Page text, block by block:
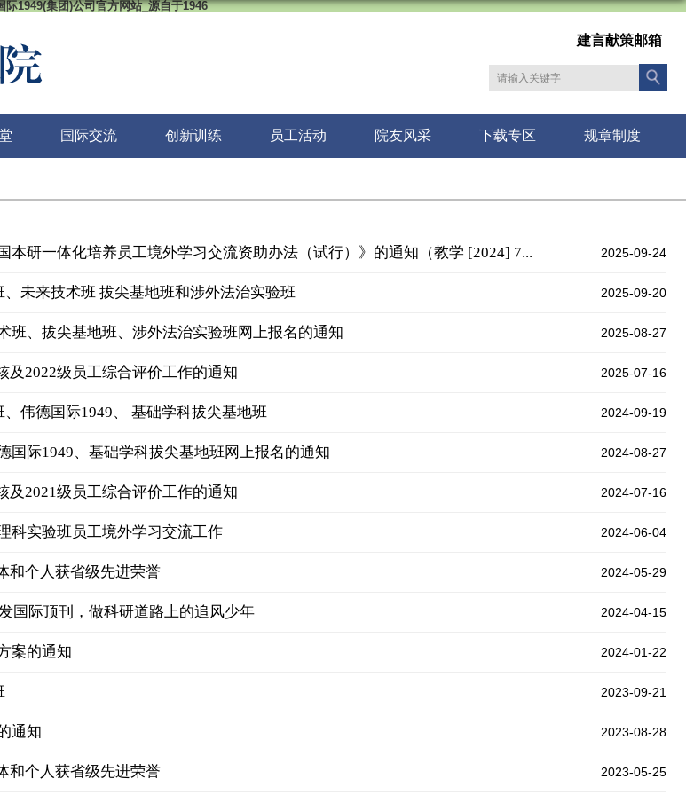
际1949(集团)公司官方网站_源自于1946
建言献策邮箱
国际交流 创新训练 员工活动 院友风采 下载专区 规章制度
本研一体化培养员工境外学习交流资助办法（试行）》的通知（教学 [2024] 7... 2025-09-24
未来技术班 拔尖基地班和涉外法治实验班 2025-09-20
班、拔尖基地班、涉外法治实验班网上报名的通知 2025-08-27
及2022级员工综合评价工作的通知 2025-07-16
伟德国际1949、 基础学科拔尖基地班 2024-09-19
国际1949、基础学科拔尖基地班网上报名的通知 2024-08-27
及2021级员工综合评价工作的通知 2024-07-16
科实验班员工境外学习交流工作 2024-06-04
和个人获省级先进荣誉 2024-05-29
国际顶刊，做科研道路上的追风少年 2024-04-15
案的通知 2024-01-22
2023-09-21
通知 2023-08-28
和个人获省级先进荣誉 2023-05-25